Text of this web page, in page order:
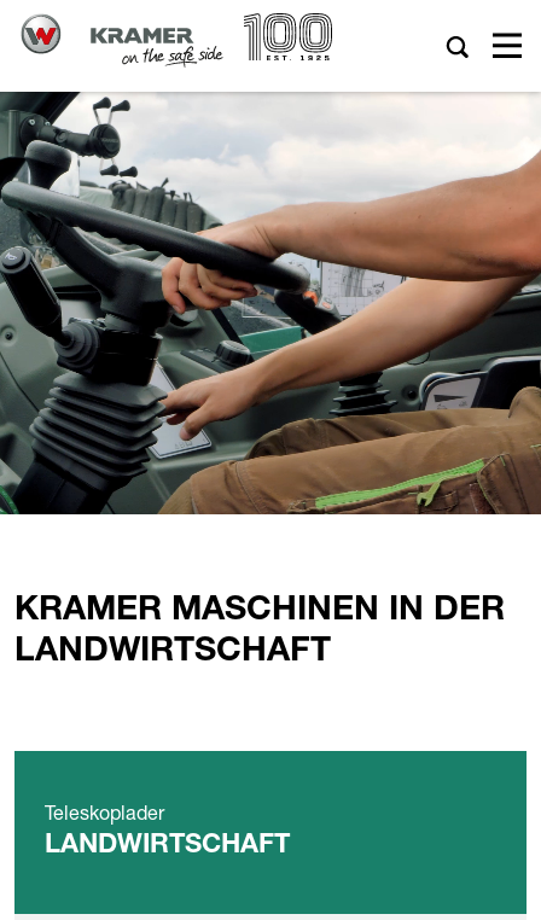
KRAMER MASCHINEN IN DER
LANDWIRTSCHAFT
Teleskoplader
LANDWIRTSCHAFT